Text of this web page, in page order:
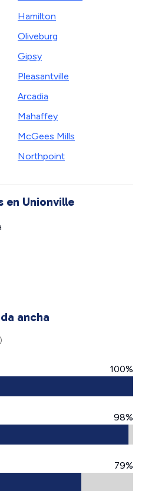
Hamilton
Oliveburg
Gipsy
Pleasantville
Arcadia
Mahaffey
McGees Mills
Northpoint
en Unionville
ancha
100%
98%
79%